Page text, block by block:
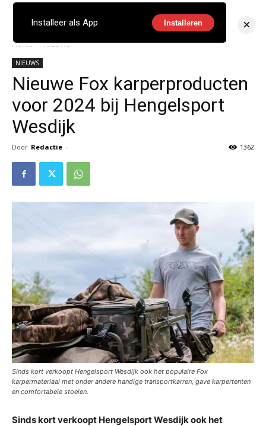
Home NIEUWS
NIEUWS
Nieuwe Fox karperproducten
voor 2024 bij Hengelsport
Wesdijk
Door Redactie - 1362
Sinds kort verkoopt Hengelsport Wesdijk ook het populaire Fox
karpermateriaal met onder andere handige transportkarren, gave karpertenten
en comfortabele stoelen.
Sinds kort verkoopt Hengelsport Wesdijk ook het
Installeer als App Installeren ×